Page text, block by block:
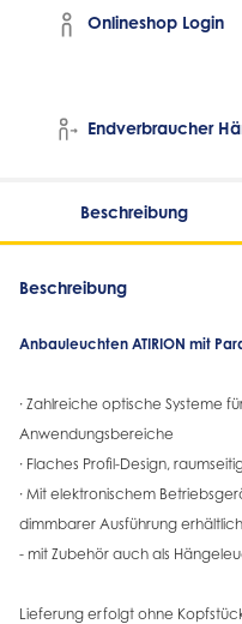
Beschreibung
Beschreibung
Anbauleuchten ATIRION mit
· Zahlreiche optische Systeme
Anwendungsbereiche
· Flaches Profil-Design,
· Mit elektronischem
dimmbarer Ausführung
- mit Zubehör auch als
Lieferung erfolgt ohne
Onlineshop Login
Endverbraucher